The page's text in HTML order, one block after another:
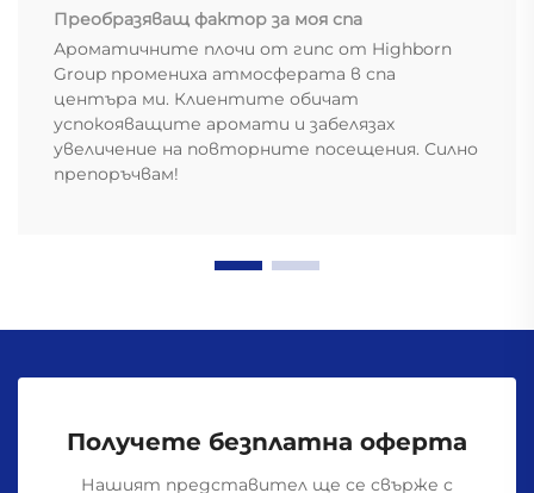
Преобразяващ фактор за моя спа
Ароматичните плочи от гипс от Highborn
Group промениха атмосферата в спа
центъра ми. Клиентите обичат
успокояващите аромати и забелязах
увеличение на повторните посещения. Силно
препоръчвам!
Получете безплатна оферта
Нашият представител ще се свърже с